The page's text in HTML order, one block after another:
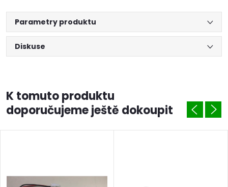
Parametry produktu
Diskuse
K tomuto produktu
doporučujeme ještě dokoupit